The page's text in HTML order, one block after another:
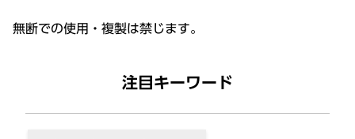
無断での使⽤・複製は禁じます。
注目キーワード